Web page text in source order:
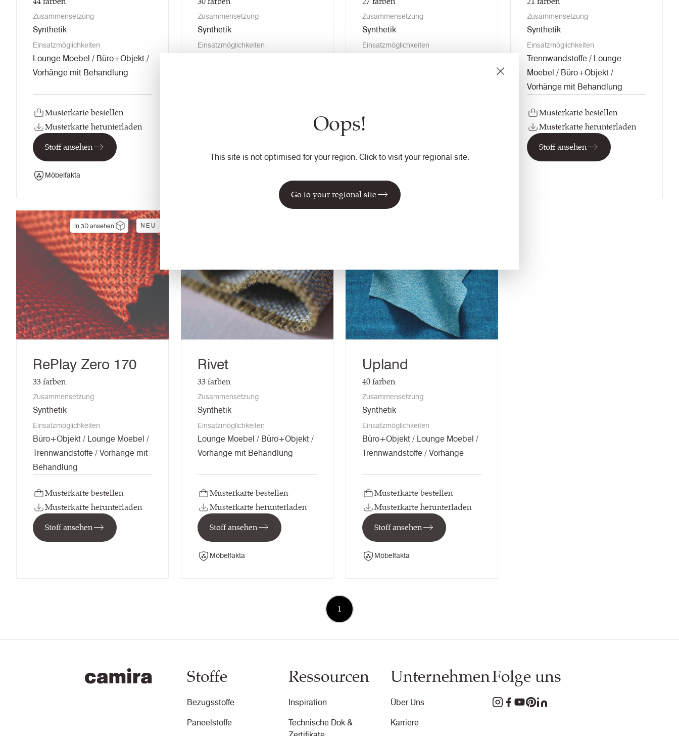
Oops!
This site is not optimised for your region. Click to visit your regional site.
Go to your regional site
Zusammensetzung
Synthetik
Einsatzmöglichkeiten
Lounge Moebel / Büro+Objekt /
Vorhänge mit Behandlung
Musterkarte bestellen
Musterkarte herunterladen
Stoff ansehen
Möbelfakta
Zusammensetzung
Synthetik
Einsatzmöglichkeiten
Zusammensetzung
Synthetik
Einsatzmöglichkeiten
Zusammensetzung
Synthetik
Einsatzmöglichkeiten
Trennwandstoffe / Lounge
Moebel / Büro+Objekt /
Vorhänge mit Behandlung
Musterkarte bestellen
Musterkarte herunterladen
Stoff ansehen
In 3D ansehen NEU
RePlay Zero 170
33farben
Zusammensetzung
Synthetik
Einsatzmöglichkeiten
Büro+Objekt / Lounge Moebel /
Trennwandstoffe / Vorhänge mit
Behandlung
Musterkarte bestellen
Musterkarte herunterladen
Stoff ansehen
Rivet
33farben
Zusammensetzung
Synthetik
Einsatzmöglichkeiten
Lounge Moebel / Büro+Objekt /
Vorhänge mit Behandlung
Musterkarte bestellen
Musterkarte herunterladen
Stoff ansehen
Möbelfakta
Upland
40farben
Zusammensetzung
Synthetik
Einsatzmöglichkeiten
Büro+Objekt / Lounge Moebel /
Trennwandstoffe / Vorhänge
Musterkarte bestellen
Musterkarte herunterladen
Stoff ansehen
Möbelfakta
1
Stoffe
Bezugsstoffe
Paneelstoffe
Ressourcen
Inspiration
Technische Dok &
Unternehmen
Über Uns
Karriere
Folge uns